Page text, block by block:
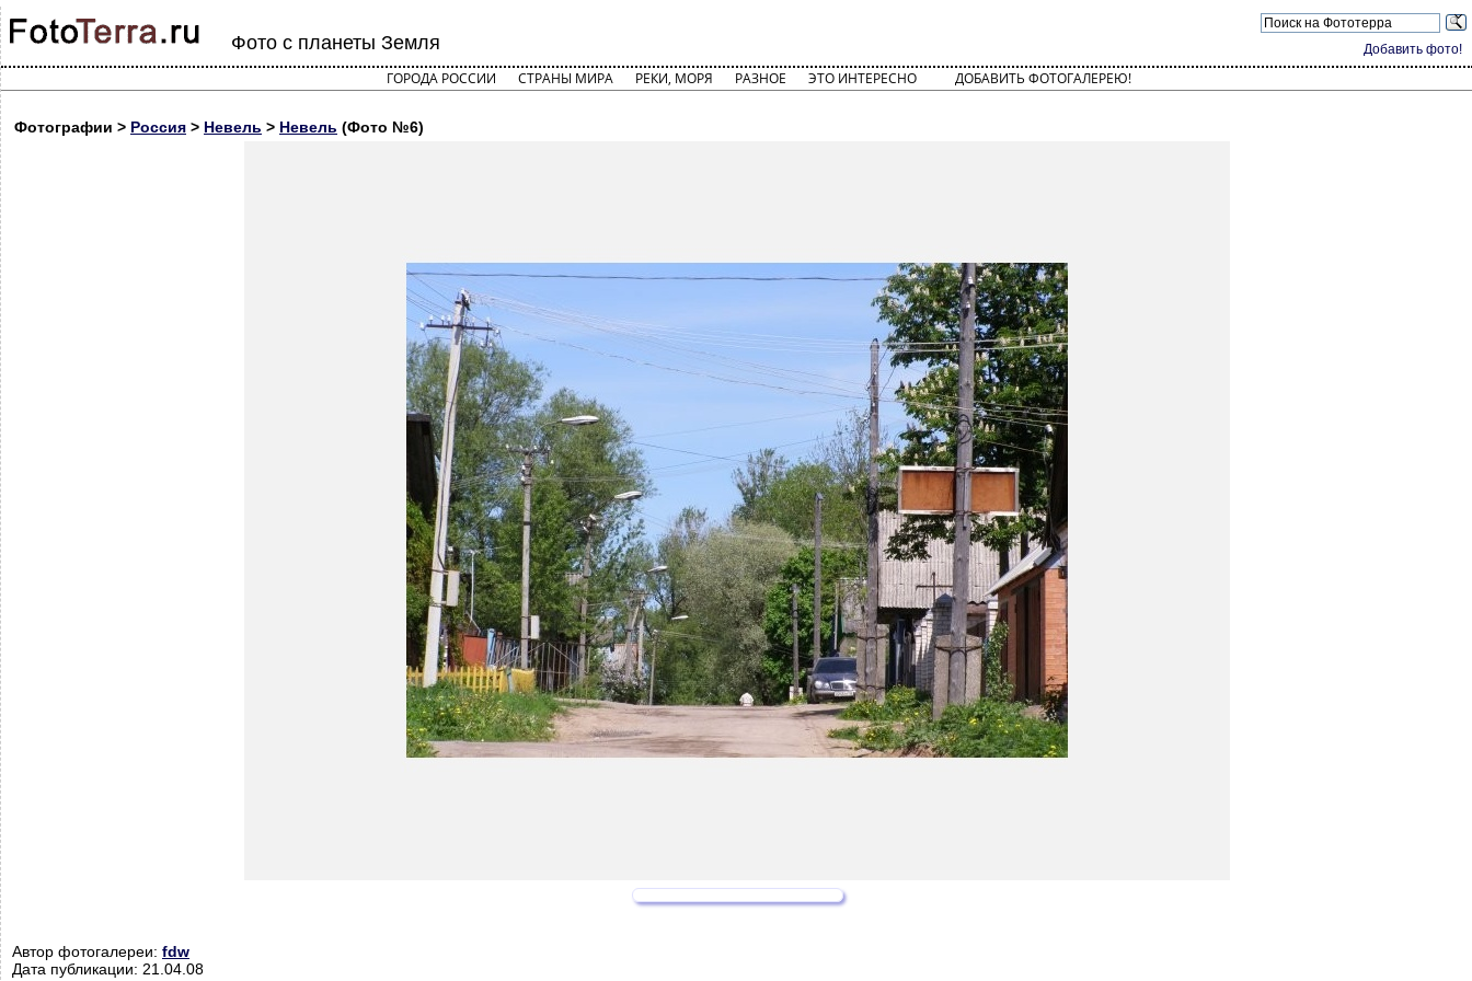
Добавить фото!
Фото с планеты Земля
ГОРОДА РОССИИ СТРАНЫ МИРА РЕКИ, МОРЯ РАЗНОЕ ЭТО ИНТЕРЕСНО ДОБАВИТЬ ФОТОГАЛЕРЕЮ!
Фотографии > Россия > Невель > Невель (Фото №6)
Автор фотогалереи: fdw
Дата публикации: 21.04.08